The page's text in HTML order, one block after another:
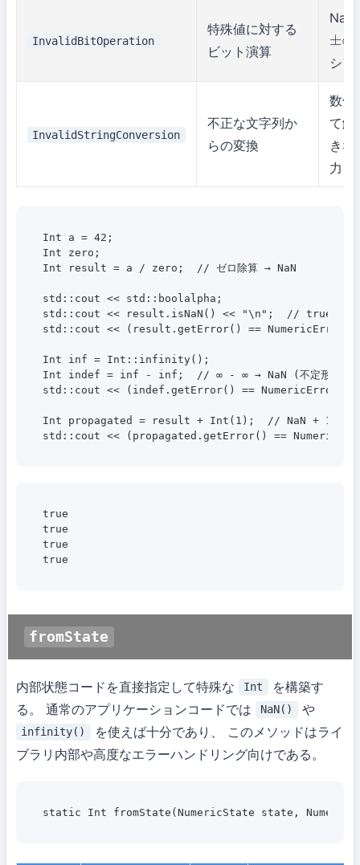
InvalidBitOperation
特殊値に対する
ビット演算
NaN
±∞
シフ
InvalidStringConversion
不正な文字列か
らの変換
数値
て解
きな
力
Int a = 42;
Int zero;
Int result = a / zero;  // ゼロ除算 → NaN
std::cout << std::boolalpha;
std::cout << result.isNaN() << "\n";  // true
std::cout << (result.getError() ==
Int inf = Int::infinity();
Int indef = inf - inf;  // ∞ - ∞ → NaN (不定形)
std::cout << (indef.getError() ==
Int propagated = result + Int(1);  // NaN + 1 →
true
true
true
fromState
内部状態コードを直接指定して特殊な Int
を構築す
る。 通常のアプリケーションコードでは
NaN() や
infinity()
を使えば十分であり、 このメソッドはライ
ブラリ内部や高度なエラーハンドリング向けである。